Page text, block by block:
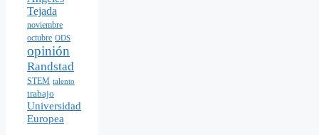
Tejada
noviembre
octubre ODS
opinión
Randstad
STEM talento
trabajo
Universidad
Europea